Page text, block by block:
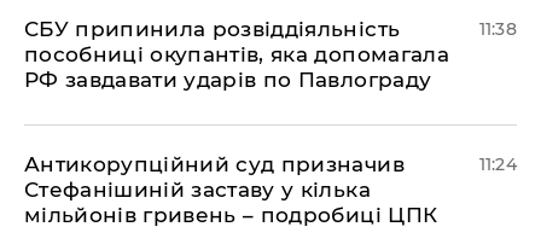
СБУ припинила розвіддіяльність
пособниці окупантів, яка допомагала
РФ завдавати ударів по Павлограду
11:38
Антикорупційний суд призначив
Стефанішиній заставу у кілька
мільйонів гривень – подробиці ЦПК
11:24